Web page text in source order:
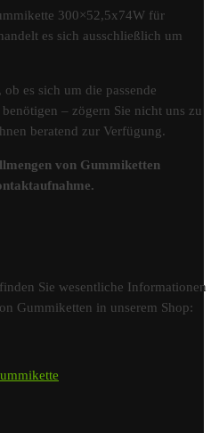
300×52,5x74W für
es sich ausschließlich um
es sich um die passende
– zögern Sie nicht uns zu
beratend zur Verfügung.
von Gummiketten
Sie wesentliche Informationen
Gummiketten in unserem Shop: